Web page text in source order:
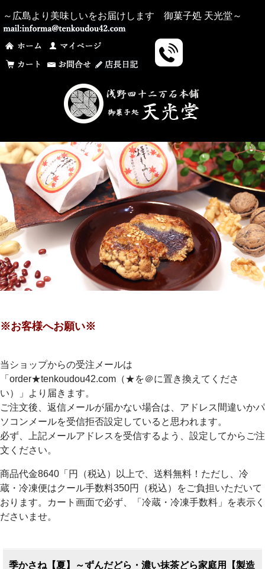
～広島より美味しいをお届けします 御菓子処 天光堂～
※お客様へお願い※
当ショップからの受注メールは
「order★tenkoudou42.com（★を＠に置き換えてくださ
い）」より届きます。
ご注文後、返信メールが届かない場合は、アドレス間違いかパ
ソコンメールを受信拒否設定していると思われます。
必ず、上記メールアドレスを受信するよう、設定してからご注
文ください。
商品代金8640「円（税込）以上で、送料無料！ただし、冷
蔵・冷凍便はクール手数料350円（税込）をご負担いただいて
おります。カート画面で必ず、「冷蔵・冷凍手数料」を表示く
ださいませ。
季かさね【夏】～ずんだどら・濃い抹茶どら家庭用【製造